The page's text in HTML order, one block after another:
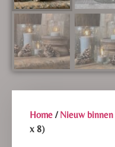
Home /Nieuw binnen
x 8)